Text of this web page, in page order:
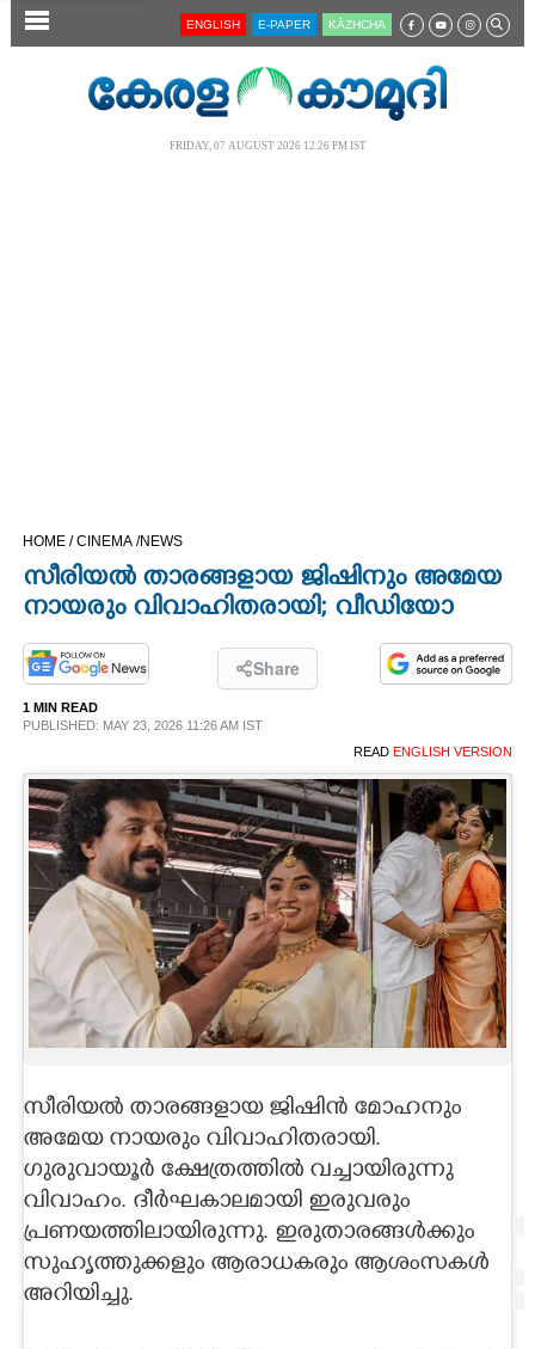
SECTIONS
SPIRITUAL
INFO+
ART
CARTOONS
LITERATURE
ENGLISH E-PAPER KĀZHCHA
FRIDAY, 07 AUGUST 2026 12.26 PM IST
HOME /CINEMA /NEWS
സീരിയൽ താരങ്ങളായ ജിഷിനും അമേയ
നായരും വിവാഹിതരായി; വീഡിയോ
Share
1 MIN READ
PUBLISHED: MAY 23, 2026 11:26 AM IST
READ ENGLISH VERSION
സീരിയൽ താരങ്ങളായ ജിഷിൻ മോഹനും
അമേയ നായരും വിവാഹിതരായി.
ഗുരുവായൂർ ക്ഷേത്രത്തിൽ വച്ചായിരുന്നു
വിവാഹം. ദീർഘകാലമായി ഇരുവരും
പ്രണയത്തിലായിരുന്നു. ഇരുതാരങ്ങൾക്കും
സുഹൃത്തുക്കളും ആരാധകരും ആശംസകൾ
അറിയിച്ചു.